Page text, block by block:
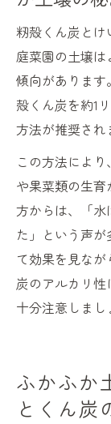
籾殻くん炭と
庭菜園の土壌は
傾向があります
殻くん炭を約1
方法が推奨され
この方法によ
や果菜類の生
方からは、「水
た」という声
て効果を見な
炭のアルカリ
十分注意しまし
ふかふか
とくん炭